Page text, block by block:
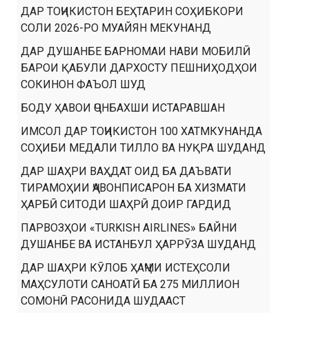
ДАР ТОҶИКИСТОН БЕҲТАРИН СОҲИБКОРИ
СОЛИ 2026-РО МУАЙЯН МЕКУНАНД
ДАР ДУШАНБЕ БАРНОМАИ НАВИ МОБИЛӢ
БАРОИ ҚАБУЛИ ДАРХОСТУ ПЕШНИҲОДҲОИ
СОКИНОН ФАЪОЛ ШУД
БОДУ ҲАВОИ ҶОНБАХШИ ИСТАРАВШАН
ИМСОЛ ДАР ТОҶИКИСТОН 100 ХАТМКУНАНДА
СОҲИБИ МЕДАЛИ ТИЛЛО ВА НУҚРА ШУДАНД
ДАР ШАҲРИ ВАҲДАТ ОИД БА ДАЪВАТИ
ТИРАМОҲИИ ҶАВОНПИСАРОН БА ХИЗМАТИ
ҲАРБӢ СИТОДИ ШАҲРӢ ДОИР ГАРДИД
ПАРВОЗҲОИ «TURKISH AIRLINES» БАЙНИ
ДУШАНБЕ ВА ИСТАНБУЛ ҲАРРӮЗА ШУДАНД
ДАР ШАҲРИ КӮЛОБ ҲАҶМИ ИСТЕҲСОЛИ
МАҲСУЛОТИ САНОАТӢ БА 275 МИЛЛИОН
СОМОНӢ РАСОНИДА ШУДААСТ